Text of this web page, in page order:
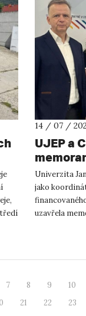
14 / 07 /
UJEP a
výzkum
Univerzita
jako
uzavřela
7 8 9 10
21 22 23